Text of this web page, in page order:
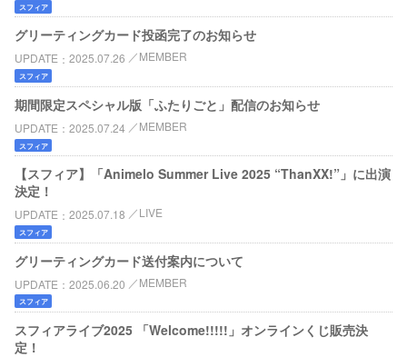
スフィア
グリーティングカード投函完了のお知らせ
UPDATE 2025.07.26 MEMBER
スフィア
期間限定スペシャル版「ふたりごと」配信のお知らせ
UPDATE 2025.07.24 MEMBER
スフィア
【スフィア】「Animelo Summer Live 2025 “ThanXX!”」に出演
決定！
UPDATE 2025.07.18 LIVE
スフィア
グリーティングカード送付案内について
UPDATE 2025.06.20 MEMBER
スフィア
スフィアライブ2025 「Welcome!!!!!」オンラインくじ販売決
定！